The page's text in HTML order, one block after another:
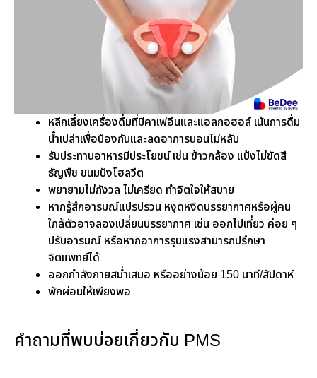
หลีกเลี่ยงเครื่องดื่มที่มีคาเฟอีนและแอลกอฮอล์ เน้นการดื่ม
น้ำเปล่าเพื่อป้องกันและลดอาการนอนไม่หลับ
รับประทานอาหารมีประโยชน์ เช่น ข้าวกล้อง แป้งไม่ขัดสี
ธัญพืช ขนมปังโฮลวีต
พยายามไม่กังวล ไม่เครียด ทำจิตใจให้สบาย
หากรู้สึกอารมณ์แปรปรวน หงุดหงิดบรรยากาศหรือผู้คน
ใกล้ตัวอาจลองเปลี่ยนบรรยากาศ เช่น ออกไปเที่ยว ค่อย ๆ
ปรับอารมณ์ หรือหากอาการรุนแรงสามารถปรึกษา
จิตแพทย์ได้
ออกกำลังกายสม่ำเสมอ หรืออย่างน้อย 150 นาที/สัปดาห์
พักผ่อนให้เพียงพอ
คำถามที่พบบ่อยเกี่ยวกับ PMS